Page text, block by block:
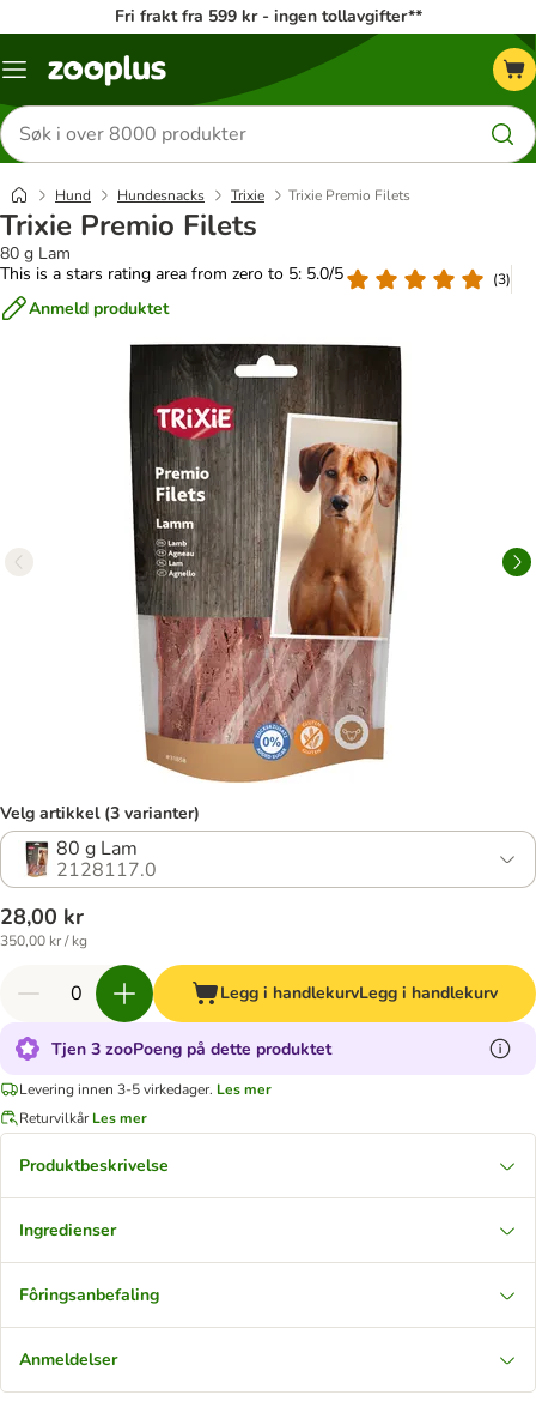
Fri frakt fra 599 kr - ingen tollavgifter**
Katalogmeny
Søk
etter
produkter
Hund Hundesnacks Trixie Trixie Premio Filets
Trixie Premio Filets
80 g Lam
This is a stars rating area from zero to 5: 5.0/5
(3)
Anmeld produktet
Velg artikkel (3 varianter)
80 g Lam
2128117.0
28,00 kr
350,00 kr / kg
Legg i handlekurvLegg i handlekurv
Tjen 3 zooPoeng på dette produktet
Levering innen 3-5 virkedager. Les mer
Returvilkår Les mer
Produktbeskrivelse
Ingredienser
Fôringsanbefaling
Anmeldelser